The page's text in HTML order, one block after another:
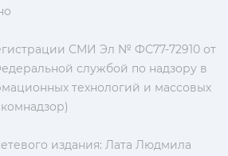
СМИ Эл № ФС77-72910 от
службой по надзору в
технологий и массовых
издания: Лата Людмила